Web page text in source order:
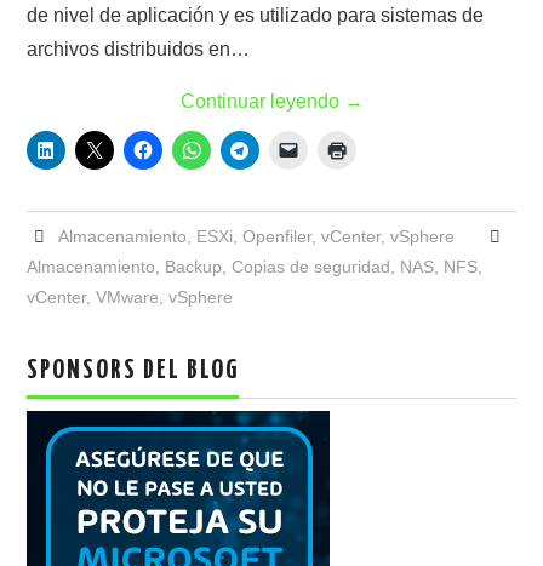
de nivel de aplicación y es utilizado para sistemas de
archivos distribuidos en…
Continuar leyendo →
Almacenamiento ESXi Openfiler, vCenter, vSphere
Almacenamiento
Backup ,Copias de seguridad NAS NFS
vCenter,VMware ,vSphere
SPONSORS DEL BLOG